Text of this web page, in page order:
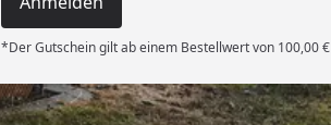
*Der Gutschein gilt ab einem Bestellwert von 100,00 €